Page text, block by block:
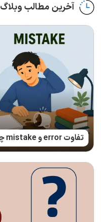
آخرین مطالب وبلاگ
تفاوت error و mistake چیست؟